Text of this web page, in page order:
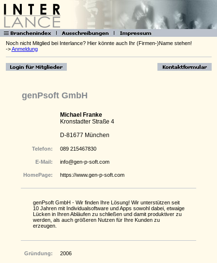
Noch nicht Mitglied bei Interlance? Hier könnte auch Ihr (Firmen-)Name stehen!
->Anmeldung
genPsoft GmbH
Michael Franke
Kronstadter Straße 4
D-81677 München
Telefon: 089 215467830
E-Mail: info@gen-p-soft.com
HomePage: https://www.gen-p-soft.com
genPsoft GmbH - Wir finden Ihre Lösung! Wir unterstützen seit
10 Jahren mit Individualsoftware und Apps sowohl dabei, etwaige
Lücken in Ihren Abläufen zu schließen und damit produktiver zu
werden, als auch größeren Nutzen für Ihre Kunden zu
erzeugen.
Gründung: 2006